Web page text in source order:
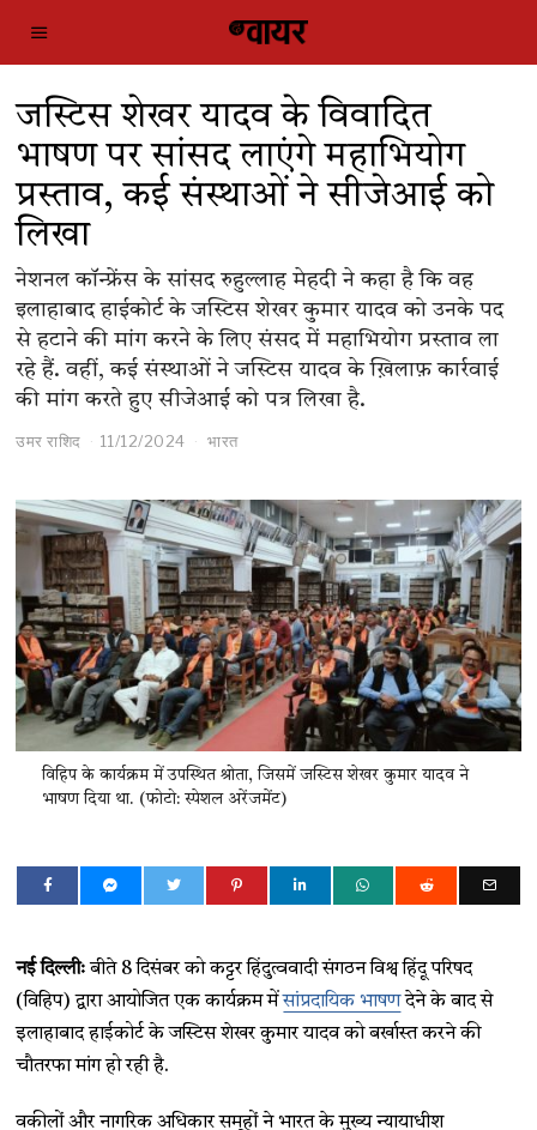
जस्टिस शेखर यादव के विवादित
भाषण पर सांसद लाएंगे महाभियोग
प्रस्ताव, कई संस्थाओं ने सीजेआई को
लिखा
नेशनल कॉन्फ्रेंस के सांसद रुहुल्लाह मेहदी ने कहा है कि वह
इलाहाबाद हाईकोर्ट के जस्टिस शेखर कुमार यादव को उनके पद
से हटाने की मांग करने के लिए संसद में महाभियोग प्रस्ताव ला
रहे हैं. वहीं, कई संस्थाओं ने जस्टिस यादव के ख़िलाफ़ कार्रवाई
की मांग करते हुए सीजेआई को पत्र लिखा है.
उमर राशिद 11/12/2024 भारत
विहिप के कार्यक्रम में उपस्थित श्रोता, जिसमें जस्टिस शेखर कुमार यादव ने
भाषण दिया था. (फोटो: स्पेशल अरेंजमेंट)
नई दिल्लीःबीते 8 दिसंबर को कट्टर हिंदुत्ववादी संगठन विश्व हिंदू परिषद
(विहिप) द्वारा आयोजित एक कार्यक्रम मेंसांप्रदायिक भाषणदेने के बाद से
इलाहाबाद हाईकोर्ट के जस्टिस शेखर कुमार यादव को बर्खास्त करने की
चौतरफा मांग हो रही है.
वकीलों और नागरिक अधिकार समूहों ने भारत के मुख्य न्यायाधीश